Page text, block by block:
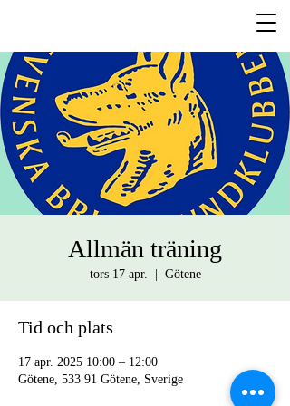
Allmän träning
tors 17 apr. Götene
Tid och plats
17 apr. 2025 10:00 – 12:00
Götene, 533 91 Götene, Sverige